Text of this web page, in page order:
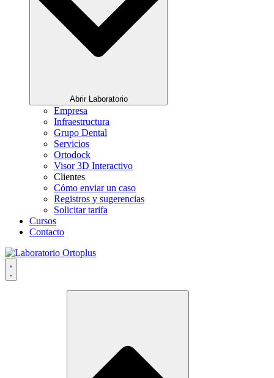
Abrir Laboratorio
Empresa
Infraestructura
Grupo Dental
Servicios
Ortodock
Visor 3D Interactivo
Clientes
Cómo enviar un caso
Registros y sugerencias
Solicitar tarifa
Cursos
Contacto